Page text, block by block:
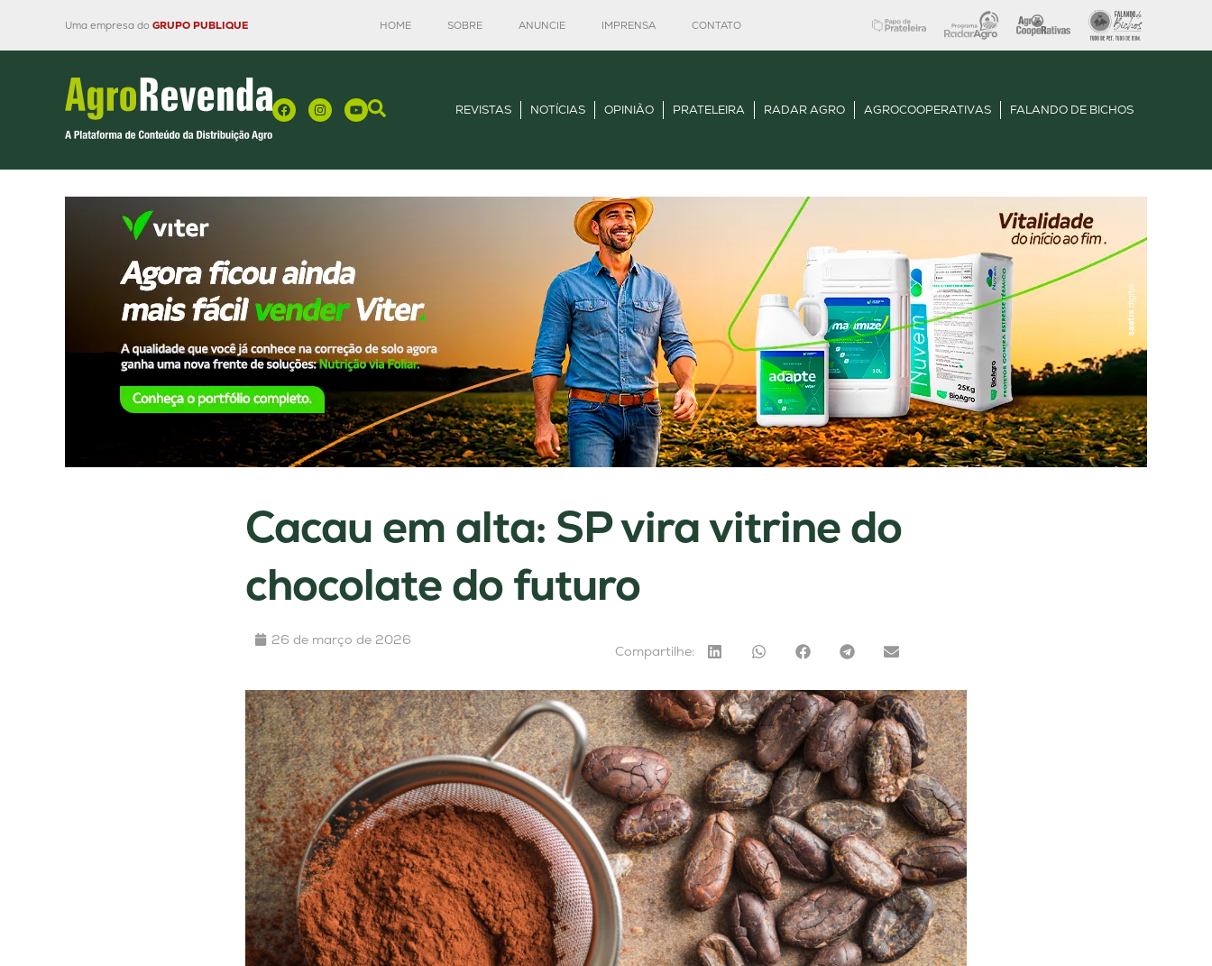
Uma empresa do GRUPO PUBLIQUE HOME SOBRE ANUNCIE IMPRENSA CONTATO
REVISTAS NOTÍCIAS OPINIÃO PRATELEIRA RADAR AGRO AGROCOOPERATIVAS FALANDO DE BICHOS
Cacau em alta: SP vira vitrine do
chocolate do futuro
26 de março de 2026
Compartilhe: